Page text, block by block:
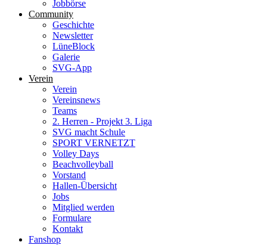
Jobbörse
Community
Geschichte
Newsletter
LüneBlock
Galerie
SVG-App
Verein
Verein
Vereinsnews
Teams
2. Herren - Projekt 3. Liga
SVG macht Schule
SPORT VERNETZT
Volley Days
Beachvolleyball
Vorstand
Hallen-Übersicht
Jobs
Mitglied werden
Formulare
Kontakt
Fanshop